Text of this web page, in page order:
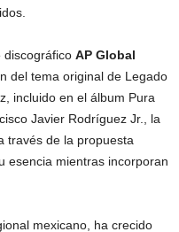
discográfico AP Global
del tema original de Legado
incluido en el álbum Pura
Javier Rodríguez Jr., la
través de la propuesta
esencia mientras incorporan
mexicano, ha crecido